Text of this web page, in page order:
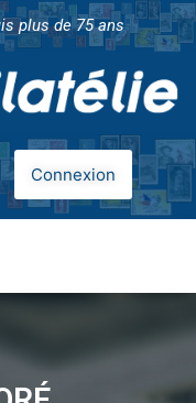
plus de 75 ans
Connexion